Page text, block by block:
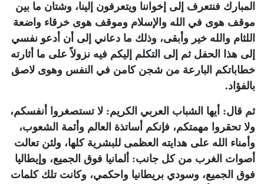
المبارك فنتعرف إلى إخواننا ويتعرفون إلينا، وشتان ما بين
موقف هوى في الله والإسلام وموقف هوى خرقاء واضعة
اللثام والله خير وأبقى، وذلك ما دعاني إلى أن أدعو نفسي
إلى هذا الحفل ثم إلى التكلم إليكم فيه نزولاً على ما أثارته
خطاباتكم البارعة من شجن كامن في النفس وهوى لاصق
بالفؤاد.
ثم قال: أيها الشباب العربي الكريم: لا تستصغروا أنفسكم،
ولا تحقروا مهمتكم، فإنكم أساتذة العالم وأئمة الشعوب،
وأمناء الله على هدايته العظمى للبشرية كلها، ولئن تعالت
أصوات الغرب من كل جانب: ألمانيا فوق الجميع، وإيطاليا
فوق الجميع، وسودي بريطانيا واحكمي، وكانت تلك كلمات